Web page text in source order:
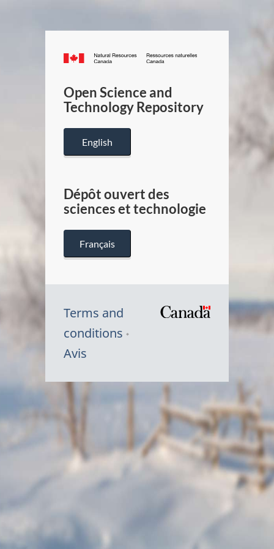
Canada.ca
/
Canada
Open Science and
Technology Repository
English
Dépôt ouvert des
sciences et technologie
Français
Terms and
conditions
Avis
Symbole
Canada